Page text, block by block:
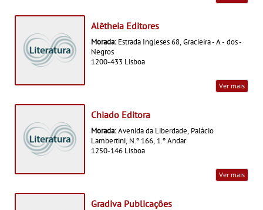
Alêtheia Editores
Morada: Estrada Ingleses 68, Gracieira - A - dos -
Negros
1200-433 Lisboa
Ver mais
Chiado Editora
Morada:Avenida da Liberdade, Palácio
Lambertini, N.º 166, 1.º Andar
1250-146 Lisboa
Ver mais
Gradiva Publicações